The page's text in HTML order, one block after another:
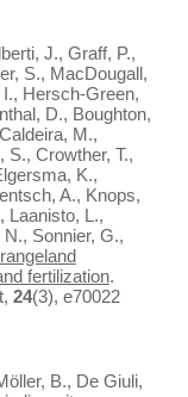
J., Graff, P.,
S., MacDougall,
Hersch-Green,
D., Boughton,
M.,
S., Crowther, T.,
K.,
A., Knops,
Laanisto, L.,
Sonnier, G.,
fertilization.
24(3), e70022
B., De Giuli,